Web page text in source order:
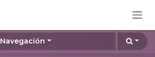
Navegación